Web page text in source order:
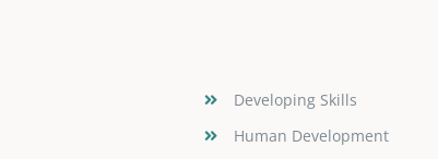
Developing Skills
Human Development